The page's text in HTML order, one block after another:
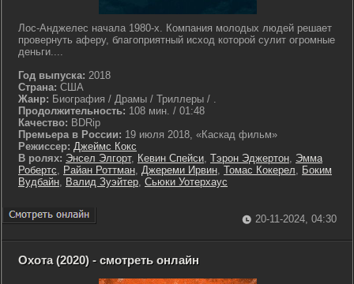
Лос-Анджелес начала 1980-х. Компания молодых людей решает
провернуть аферу, благоприятный исход которой сулит огромные
деньги....
Год выпуска: 2018
Страна: США
Жанр: Биография / Драмы / Триллеры / .
Продолжительность: 108 мин. / 01:48
Качество: BDRip
Премьера в России: 19 июля 2018, «Каскад фильм»
Режиссер: Джеймс Кокс
В ролях: Энсел Элгорт, Кевин Спейси, Тэрон Эджертон, Эмма
Робертс, Райан Роттман, Джереми Ирвин, Томас Кокерел, Боким
Вудбайн, Валид Зуэйтер, Сьюки Уотерхаус
20-11-2024, 04:30
Охота (2020) - смотреть онлайн